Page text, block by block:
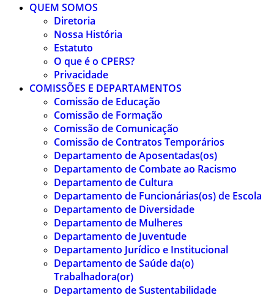
QUEM SOMOS
Diretoria
Nossa História
Estatuto
O que é o CPERS?
Privacidade
COMISSÕES E DEPARTAMENTOS
Comissão de Educação
Comissão de Formação
Comissão de Comunicação
Comissão de Contratos Temporários
Departamento de Aposentadas(os)
Departamento de Combate ao Racismo
Departamento de Cultura
Departamento de Funcionárias(os) de Escola
Departamento de Diversidade
Departamento de Mulheres
Departamento de Juventude
Departamento Jurídico e Institucional
Departamento de Saúde da(o)
Trabalhadora(or)
Departamento de Sustentabilidade